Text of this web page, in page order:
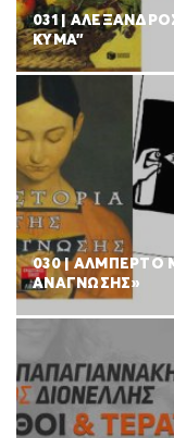
031 |
ΚΥΜΑ”
030 | ΑΛΜΠΕΡΤΟ
ΑΝΑΓΝΩΣΗΣ»